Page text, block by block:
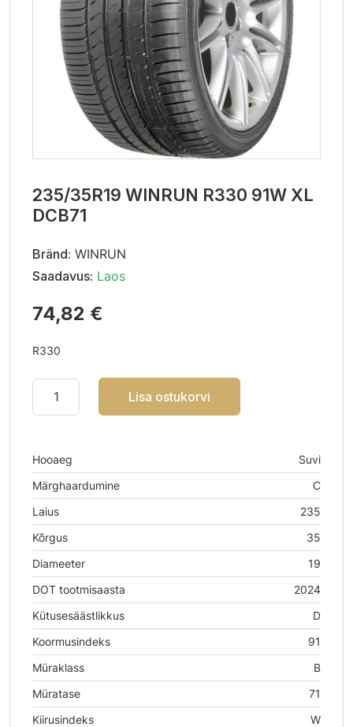
235/35R19 WINRUN R330 91W XL
DCB71
Bränd: WINRUN
Saadavus: Laos
74,82 €
R330
Lisa ostukorvi
Hooaeg
Suvi
Märghaardumine
C
Laius
235
Kõrgus
35
Diameeter
19
DOT tootmisaasta
2024
Kütusesäästlikkus
D
Koormusindeks
91
Müraklass
B
Müratase
71
Kiirusindeks
W